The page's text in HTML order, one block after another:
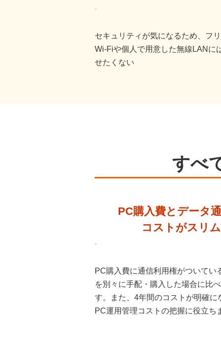
セキュリティが気になるため、フ
Wi-Fiや個人で用意した無線LANに
せたくない
すべ
PC購入費とデータ
コストがスリ
PC購入費に通信利用権がついてい
を別々に手配・購入した場合に比
す。また、4年間のコストが明確
PC運用管理コストの把握に役立ち